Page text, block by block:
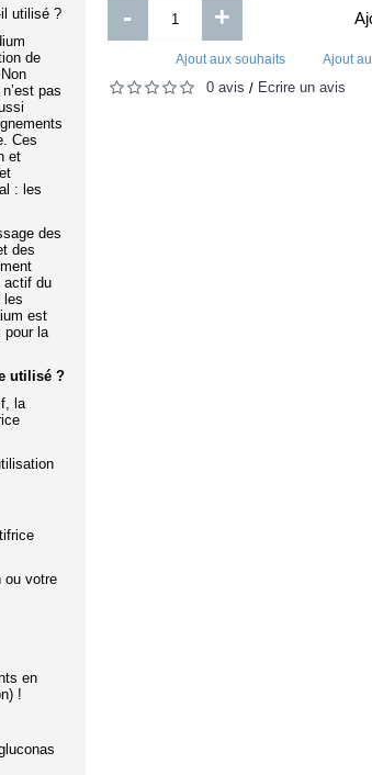
Ajouter
aux souhaits
3
utilisé ?
de
pas
Ces
et
: les
des
des
actif du
les
est
pour la
utilisé ?
la
ou votre
en
!
- +
Ajout aux souhaits Ajout
0 avis / Écrire un avis